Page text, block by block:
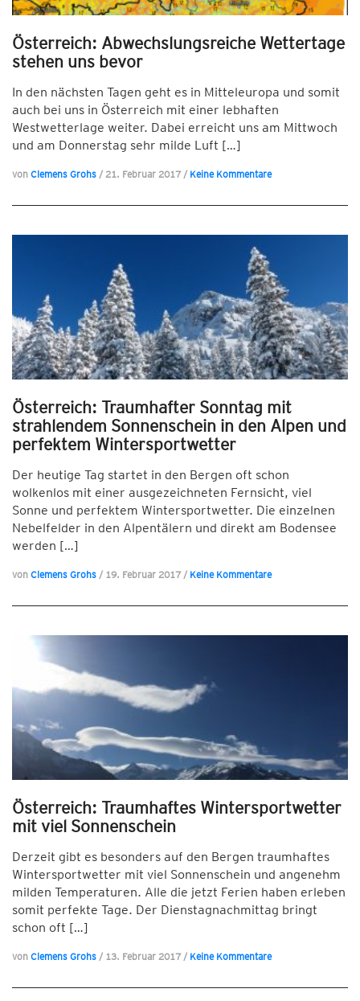
Österreich: Abwechslungsreiche Wettertage
stehen uns bevor
In den nächsten Tagen geht es in Mitteleuropa und somit
auch bei uns in Österreich mit einer lebhaften
Westwetterlage weiter. Dabei erreicht uns am Mittwoch
und am Donnerstag sehr milde Luft […]
von Clemens Grohs / 21. Februar 2017 / Keine Kommentare
Österreich: Traumhafter Sonntag mit
strahlendem Sonnenschein in den Alpen und
perfektem Wintersportwetter
Der heutige Tag startet in den Bergen oft schon
wolkenlos mit einer ausgezeichneten Fernsicht, viel
Sonne und perfektem Wintersportwetter. Die einzelnen
Nebelfelder in den Alpentälern und direkt am Bodensee
werden […]
von Clemens Grohs / 19. Februar 2017 / Keine Kommentare
Österreich: Traumhaftes Wintersportwetter
mit viel Sonnenschein
Derzeit gibt es besonders auf den Bergen traumhaftes
Wintersportwetter mit viel Sonnenschein und angenehm
milden Temperaturen. Alle die jetzt Ferien haben erleben
somit perfekte Tage. Der Dienstagnachmittag bringt
schon oft […]
von Clemens Grohs / 13. Februar 2017 / Keine Kommentare